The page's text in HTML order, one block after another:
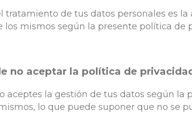
tratamiento de tus datos personales es
mismos según la presente política de
no aceptar la política de
aceptes la gestión de tus datos según
lo que puede suponer que no se